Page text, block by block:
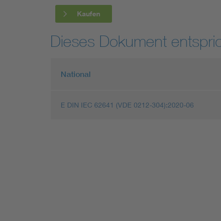
Kaufen
Dieses Dokument
National
E DIN IEC 62641 (VDE 0212-304):2020-06